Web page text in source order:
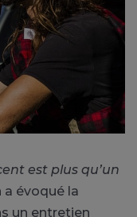
est plus qu’un
évoqué la
un entretien